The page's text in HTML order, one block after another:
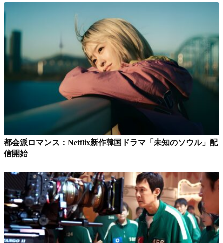
都会派ロマンス：Netflix新作韓国ドラマ「未知のソウル」配
信開始